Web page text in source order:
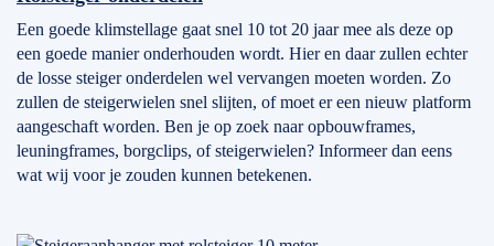
Een goede klimstellage gaat snel 10 tot 20 jaar mee als deze op
een goede manier onderhouden wordt. Hier en daar zullen echter
de losse steiger onderdelen wel vervangen moeten worden. Zo
zullen de steigerwielen snel slijten, of moet er een nieuw platform
aangeschaft worden. Ben je op zoek naar opbouwframes,
leuningframes, borgclips, of steigerwielen? Informeer dan eens
wat wij voor je zouden kunnen betekenen.